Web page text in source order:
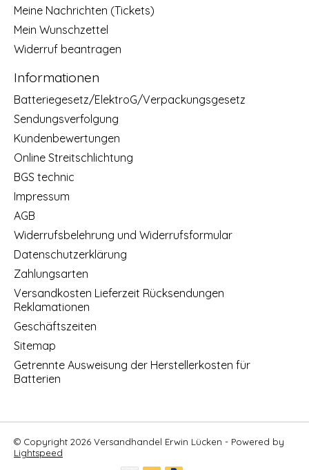
Meine Nachrichten (Tickets)
Mein Wunschzettel
Widerruf beantragen
Informationen
Batteriegesetz/ElektroG/Verpackungsgesetz
Sendungsverfolgung
Kundenbewertungen
Online Streitschlichtung
BGS technic
Impressum
AGB
Widerrufsbelehrung und Widerrufsformular
Datenschutzerklärung
Zahlungsarten
Versandkosten Lieferzeit Rücksendungen
Reklamationen
Geschäftszeiten
Sitemap
Getrennte Ausweisung der Herstellerkosten für
Batterien
© Copyright 2026 Versandhandel Erwin Lücken - Powered by
Lightspeed